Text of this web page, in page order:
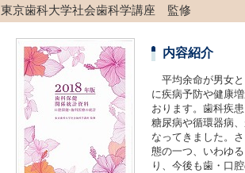
東京歯科大学社会歯科学講座 監修
内容紹介
平均余命が男女
に疾病予防や健康
おります。歯科疾
糖尿病や循環器病
なってきました。
態の一つ、いわゆ
り、今後も歯・口